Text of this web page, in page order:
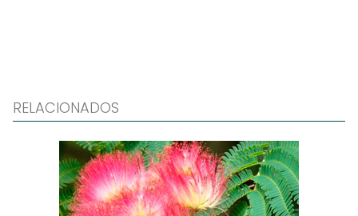
RELACIONADOS